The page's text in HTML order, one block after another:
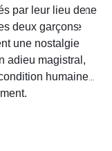
Yves H. est d'une
une aventure
et course
l'urgence de
par leur lieu de
deux garçons
une nostalgie
adieu magistral,
humaine